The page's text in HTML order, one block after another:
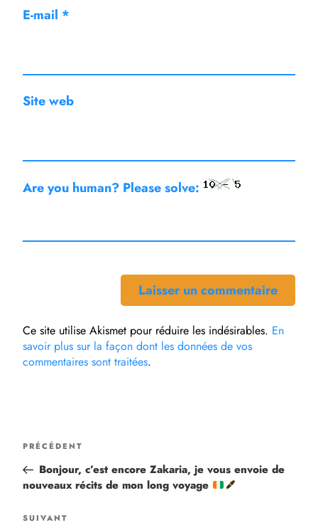
E-mail *
Site web
Are you human? Please solve:
Ce site utilise Akismet pour réduire les indésirables. En
savoir plus sur la façon dont les données de vos
commentaires sont traitées.
PRÉCÉDENT
Bonjour, c’est encore Zakaria, je vous envoie de
nouveaux récits de mon long voyage
SUIVANT